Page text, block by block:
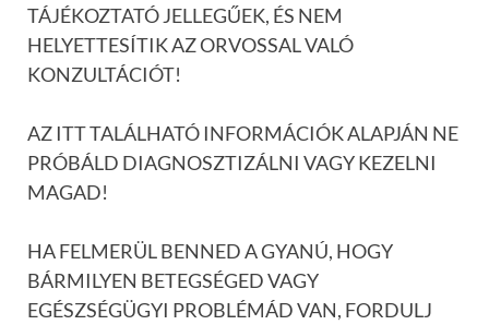
TÁJÉKOZTATÓ JELLEGŰEK, ÉS NEM
HELYETTESÍTIK AZ ORVOSSAL VALÓ
KONZULTÁCIÓT!
AZ ITT TALÁLHATÓ INFORMÁCIÓK ALAPJÁN NE
PRÓBÁLD DIAGNOSZTIZÁLNI VAGY KEZELNI
MAGAD!
HA FELMERÜL BENNED A GYANÚ, HOGY
BÁRMILYEN BETEGSÉGED VAGY
EGÉSZSÉGÜGYI PROBLÉMÁD VAN, FORDULJ